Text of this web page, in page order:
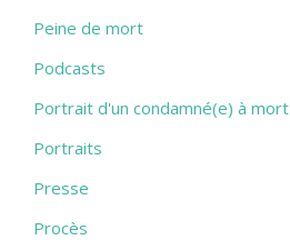
Peine de mort
Podcasts
Portrait d'un condamné(e) à mort
Portraits
Presse
Procès